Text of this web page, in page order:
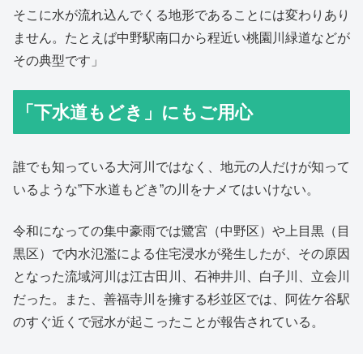
そこに水が流れ込んでくる地形であることには変わりあり
ません。たとえば中野駅南口から程近い桃園川緑道などが
その典型です」
「下水道もどき」にもご用心
誰でも知っている大河川ではなく、地元の人だけが知って
いるような”下水道もどき”の川をナメてはいけない。
令和になっての集中豪雨では鷺宮（中野区）や上目黒（目
黒区）で内水氾濫による住宅浸水が発生したが、その原因
となった流域河川は江古田川、石神井川、白子川、立会川
だった。また、善福寺川を擁する杉並区では、阿佐ケ谷駅
のすぐ近くで冠水が起こったことが報告されている。